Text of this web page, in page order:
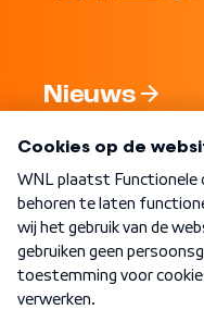
Nieuws
Nieuwsbrief
Word Lid